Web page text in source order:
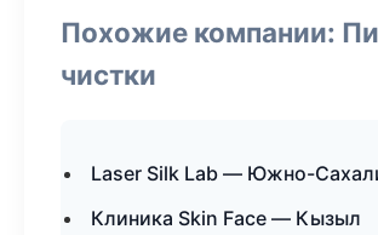
Похожие компании:
чистки
Laser Silk Lab — Южно-
Клиника Skin Face — Кызыл